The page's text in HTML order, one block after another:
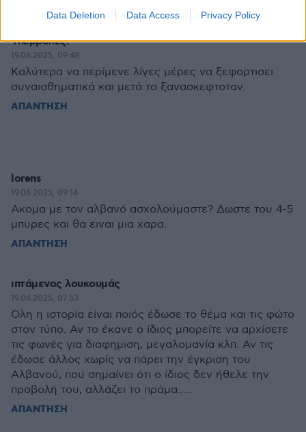
Data Deletion Data Access Privacy Policy
Υπερβολές.
19.06.2025, 09:48
Καλύτερα να περίμενε λίγες μέρες να ξεφορτισει
συναισθηματικά και μετά το ξανασκεφτοταν.
ΑΠΑΝΤΗΣΗ
lorens
19.06.2025, 09:14
Ακομα με τον αλβανό ασχολούμαστε? Δωστε του 4-5
μπυρες και θα ειναι μια χαρα.
ΑΠΑΝΤΗΣΗ
ιπτάμενος λουκουμάς
19.06.2025, 07:53
Ολη η ιστορία είναι ποιός έδωσε το θέμα και τις φώτο
στον τύπο. Αν το έκανε ο ίδιος μπορείτε να αρχίσετε
τις φωνές για διαφημιση, μεγαλομανία κλπ. Αν τις
έδωσε άλλος χωρίς να πάρει την έγκριση του
Αλβανού, που σημαίνει ότι ο ίδιος δεν ήθελε την
προβολή του, αλλάζει το πράμα.....
ΑΠΑΝΤΗΣΗ